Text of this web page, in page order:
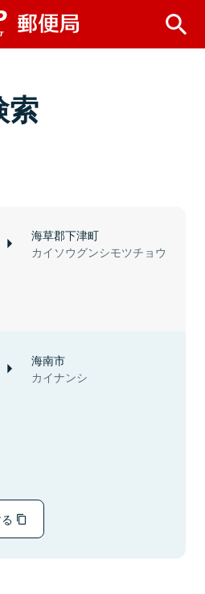
索
海草郡下津町
カイソウグンシモツチョウ
海南市
カイナンシ